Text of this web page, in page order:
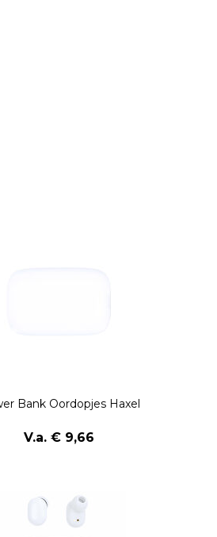
Bank Oordopjes Haxel
V.a. € 9,66